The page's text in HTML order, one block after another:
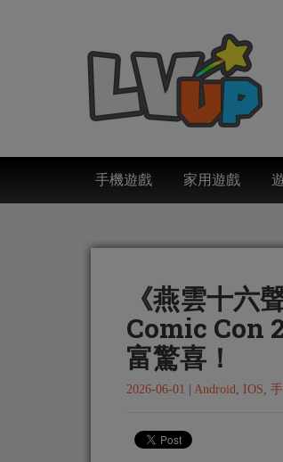
手機遊戲 家用遊戲
《燕雲十六
Comic Con
富驚喜！
2026-06-01 Android, IOS,